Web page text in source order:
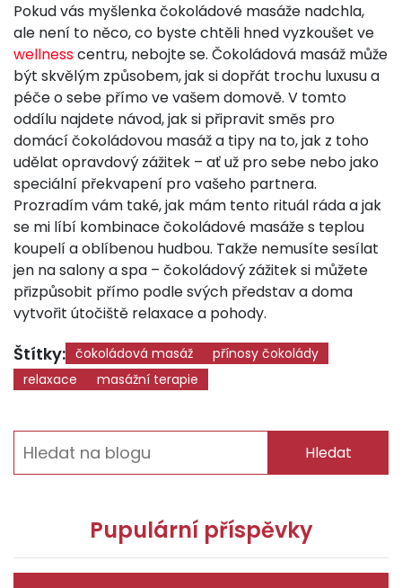
Pokud vás myšlenka čokoládové masáže nadchla,
ale není to něco, co byste chtěli hned vyzkoušet ve
wellnesscentru, nebojte se. Čokoládová masáž může
být skvělým způsobem, jak si dopřát trochu luxusu a
péče o sebe přímo ve vašem domově. V tomto
oddílu najdete návod, jak si připravit směs pro
domácí čokoládovou masáž a tipy na to, jak z toho
udělat opravdový zážitek – ať už pro sebe nebo jako
speciální překvapení pro vašeho partnera.
Prozradím vám také, jak mám tento rituál ráda a jak
se mi líbí kombinace čokoládové masáže s teplou
koupelí a oblíbenou hudbou. Takže nemusíte sesílat
jen na salony a spa – čokoládový zážitek si můžete
přizpůsobit přímo podle svých představ a doma
vytvořit útočiště relaxace a pohody.
Štítky: čokoládová masáž
přínosy čokolády
relaxace
masážní terapie
Hledat
Pupulární příspěvky